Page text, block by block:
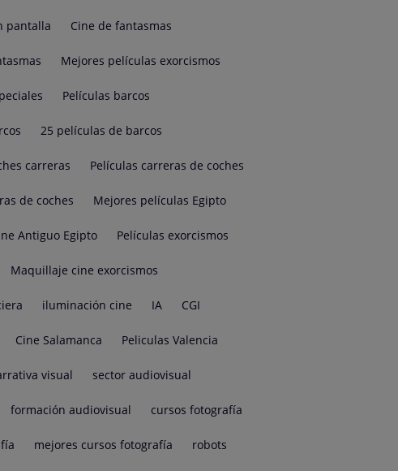
pantalla Cine de fantasmas
Mejores películas exorcismos
Películas barcos
25 películas de barcos
carreras Películas carreras de coches
de coches Mejores películas Egipto
Antiguo Egipto Películas exorcismos
Maquillaje cine exorcismos
iluminación cine IA CGI
Cine Salamanca Peliculas Valencia
visual sector audiovisual
formación audiovisual cursos fotografía
mejores cursos fotografía robots